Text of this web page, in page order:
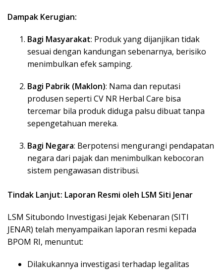
Dampak Kerugian:
Bagi Masyarakat: Produk yang dijanjikan tidak
sesuai dengan kandungan sebenarnya, berisiko
menimbulkan efek samping.
Bagi Pabrik (Maklon): Nama dan reputasi
produsen seperti CV NR Herbal Care bisa
tercemar bila produk diduga palsu dibuat tanpa
sepengetahuan mereka.
Bagi Negara: Berpotensi mengurangi pendapatan
negara dari pajak dan menimbulkan kebocoran
sistem pengawasan distribusi.
Tindak Lanjut: Laporan Resmi oleh LSM Siti Jenar
LSM Situbondo Investigasi Jejak Kebenaran (SITI
JENAR) telah menyampaikan laporan resmi kepada
BPOM RI, menuntut:
Dilakukannya investigasi terhadap legalitas